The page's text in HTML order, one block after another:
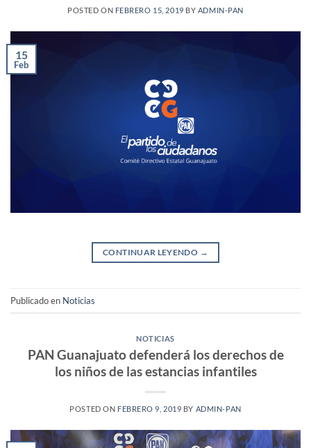
POSTED ON FEBRERO 15, 2019 BY ADMIN-PAN
15
Feb
CONTINUAR LEYENDO →
Publicado en Noticias
NOTICIAS
PAN Guanajuato defenderá los derechos de
los niños de las estancias infantiles
POSTED ON FEBRERO 9, 2019 BY ADMIN-PAN